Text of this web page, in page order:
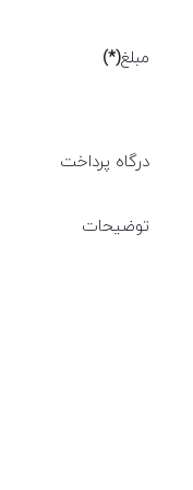
مبلغ(*)
درگاه پرداخت
توضیحات